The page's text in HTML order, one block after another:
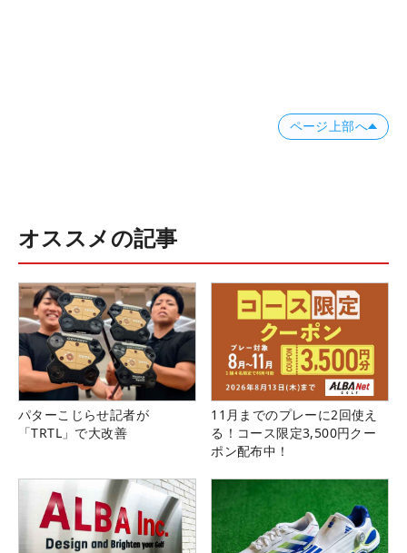
ページ上部へ
オススメの記事
パターこじらせ記者が
「TRTL」で大改善
11月までのプレーに2回使え
る！コース限定3,500円クー
ポン配布中！